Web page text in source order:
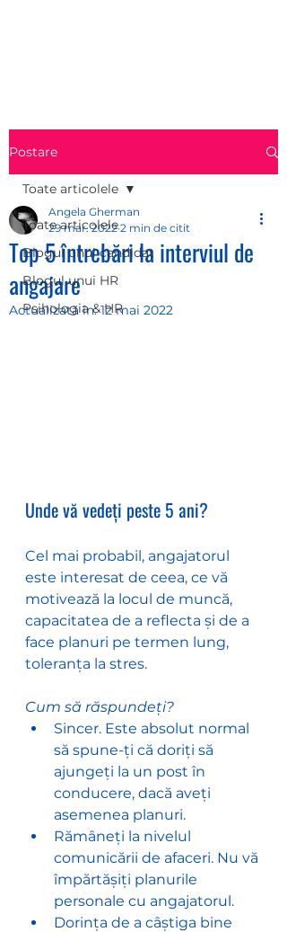
Postare
Toate articolele
Blogul unui candidat
Blogul unui HR
Psihologia & HR
Toate articolele
Top 5 întrebări la interviul de
angajare
Angela Gherman
29 mar. 2022 2 min de citit
Actualizată în:12 mai 2022
Unde vă vedeți peste 5 ani?
Cel mai probabil, angajatorul
este interesat de ceea, ce vă
motivează la locul de muncă,
capacitatea de a reflecta și de a
face planuri pe termen lung,
toleranța la stres.
Cum să răspundeți?
Sincer. Este absolut normal
să spune-ți că doriți să
ajungeți la un post în
conducere, dacă aveți
asemenea planuri.
Rămâneți la nivelul
comunicării de afaceri. Nu vă
împărtășiți planurile
personale cu angajatorul.
Dorința de a câștiga bine